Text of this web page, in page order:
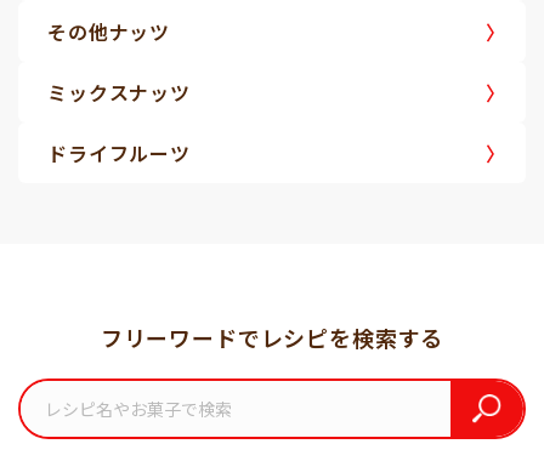
その他ナッツ
ミックスナッツ
ドライフルーツ
フリーワードでレシピを検索する